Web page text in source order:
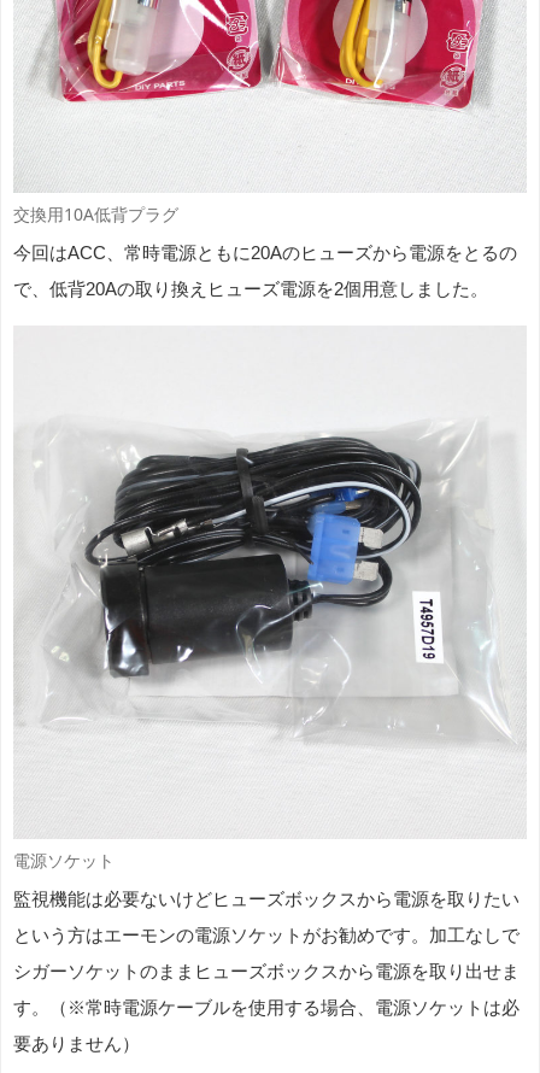
交換用10A低背プラグ
今回はACC、常時電源ともに20Aのヒューズから電源をとるの
で、低背20Aの取り換えヒューズ電源を2個用意しました。
電源ソケット
監視機能は必要ないけどヒューズボックスから電源を取りたい
という方はエーモンの電源ソケットがお勧めです。加工なしで
シガーソケットのままヒューズボックスから電源を取り出せま
す。（※常時電源ケーブルを使用する場合、電源ソケットは必
要ありません）